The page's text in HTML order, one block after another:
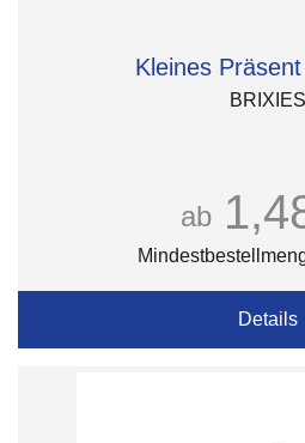
Kleines
BRIXIES
ab
Details